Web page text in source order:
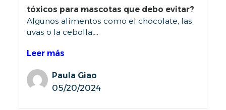
tóxicos para mascotas que debo evitar?
Algunos alimentos como el chocolate, las
uvas o la cebolla,...
Leer más
Paula Giao
05/20/2024